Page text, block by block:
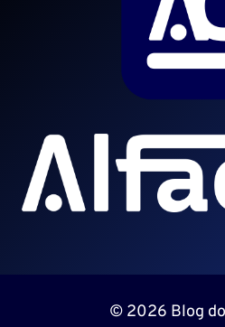
© 2026 Blog